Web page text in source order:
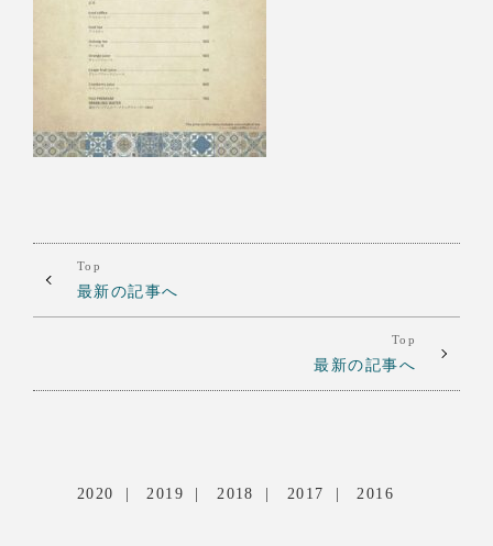
Top
最新の記事へ
Top
最新の記事へ
2020 2019 2018 2017 2016